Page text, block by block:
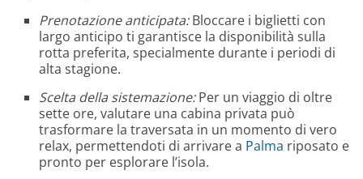
Prenotazione anticipata:Bloccare i biglietti con
largo anticipo ti garantisce la disponibilità sulla
rotta preferita, specialmente durante i periodi di
alta stagione.
Scelta della sistemazione:Per un viaggio di oltre
sette ore, valutare una cabina privata può
trasformare la traversata in un momento di vero
relax, permettendoti di arrivare a Palma riposato e
pronto per esplorare l’isola.